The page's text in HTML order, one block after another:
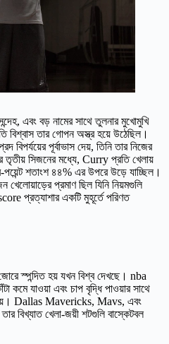
এবং বড় নামের সাথে তুলনার মুখোমুখি
তার গোপন অস্ত্র হয়ে উঠেছিল।
পূর্বাভাস দেয়, তিনি তার নিজের
তৃতীয় সিজনের মধ্যে, Curry প্রতি খেলায়
পয়েন্ট শতাংশ ৪৪% এর উপরে উড়ে যাচ্ছিল।
প্রমাণ ছিল যিনি নিয়মগুলি
প্রত্যাশার একটি মুহূর্তে পরিণত
স্পন্দিত হয় যখন বিশ্ব দেখছে। nba
কমে যাওয়া এবং চাপ বৃদ্ধি পাওয়ার সাথে
Dallas Mavericks, Mavs, এবং
বিখ্যাত খেলা-জয়ী শটগুলি বাস্কেটবল